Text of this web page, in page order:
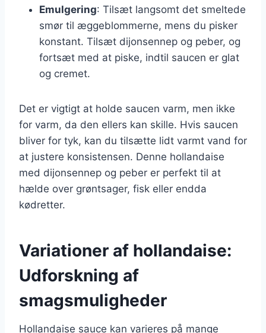
Emulgering: Tilsæt langsomt det smeltede
smør til æggeblommerne, mens du pisker
konstant. Tilsæt dijonsennep og peber, og
fortsæt med at piske, indtil saucen er glat
og cremet.
Det er vigtigt at holde saucen varm, men ikke
for varm, da den ellers kan skille. Hvis saucen
bliver for tyk, kan du tilsætte lidt varmt vand for
at justere konsistensen. Denne hollandaise
med dijonsennep og peber er perfekt til at
hælde over grøntsager, fisk eller endda
kødretter.
Variationer af hollandaise:
Udforskning af
smagsmuligheder
Hollandaise sauce kan varieres på mange